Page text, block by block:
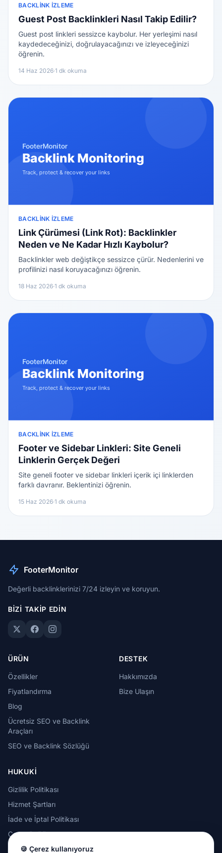
BACKLINK İZLEME
Guest Post Backlinkleri Nasıl Takip Edilir?
Guest post linkleri sessizce kaybolur. Her yerleşimi nasıl
kaydedeceğinizi, doğrulayacağınızı ve izleyeceğinizi
öğrenin.
14 Haz 2026·1 dk okuma
BACKLINK İZLEME
Link Çürümesi (Link Rot): Backlinkler
Neden ve Ne Kadar Hızlı Kaybolur?
Backlinkler web değiştikçe sessizce çürür. Nedenlerini ve
profilinizi nasıl koruyacağınızı öğrenin.
18 Haz 2026·1 dk okuma
BACKLINK İZLEME
Footer ve Sidebar Linkleri: Site Geneli
Linklerin Gerçek Değeri
Site geneli footer ve sidebar linkleri içerik içi linklerden
farklı davranır. Beklentinizi öğrenin.
15 Haz 2026·1 dk okuma
FooterMonitor
Değerli backlinklerinizi 7/24 izleyin ve koruyun.
BIZI TAKIP EDIN
ÜRÜN
Özellikler
Fiyatlandırma
Blog
Ücretsiz SEO ve Backlink
Araçları
SEO ve Backlink Sözlüğü
DESTEK
Hakkımızda
Bize Ulaşın
HUKUKI
Gizlilik Politikası
Hizmet Şartları
İade ve İptal Politikası
Çerez Politikası
Kabul Edilebilir Kullanım
🍪 Çerez kullanıyoruz